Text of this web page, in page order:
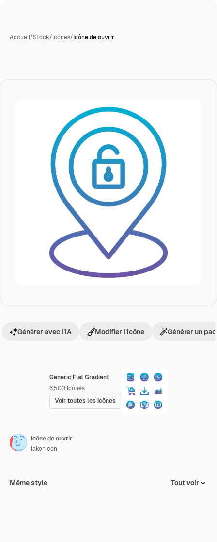
Accueil/Stock/Icônes/Icône de ouvrir
Generic Flat Gradient
6,500 Icônes
Voir toutes les icônes
Générer avec l’IA Modifier l’icône Générer un
Icône de ouvrir
lakonicon
Même style Tout voir